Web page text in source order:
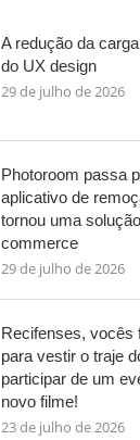
A redução da
do UX design
29 de julho de 2026
Photoroom passa
aplicativo de
tornou uma
commerce
29 de julho de 2026
Recifenses, vocês
para vestir o traje
participar de um
novo filme!
23 de julho de 2026